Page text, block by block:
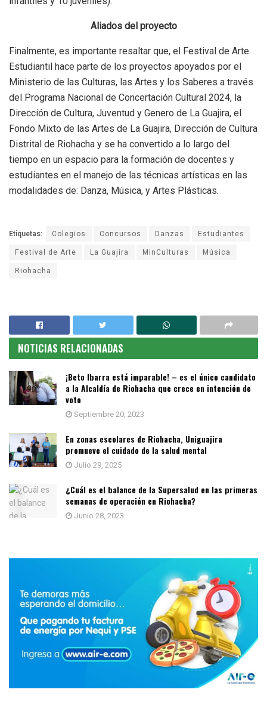
Aliados del proyecto
Finalmente, es importante resaltar que, el Festival de Arte
Estudiantil hace parte de los proyectos apoyados por el
Ministerio de las Culturas, las Artes y los Saberes a través
del Programa Nacional de Concertación Cultural 2024, la
Dirección de Cultura, Juventud y Genero de La Guajira, el
Fondo Mixto de las Artes de La Guajira, Dirección de Cultura
Distrital de Riohacha y se ha convertido a lo largo del
tiempo en un espacio para la formación de docentes y
estudiantes en el manejo de las técnicas artísticas en las
modalidades de: Danza, Música, y Artes Plásticas.
Etiquetas: Colegios Concursos Danzas
Estudiantes
Festival de Arte
La Guajira MinCulturas
Música
Riohacha
NOTICIAS RELACIONADAS
¡Beto Ibarra está imparable! – es el único candidato
a la Alcaldía de Riohacha que crece en intención de
voto
Septiembre 20, 2023
En zonas escolares de Riohacha, Uniguajira
promueve el cuidado de la salud mental
Julio 29, 2025
¿Cuál es el balance de la Supersalud en las primeras
semanas de operación en Riohacha?
Junio 28, 2023